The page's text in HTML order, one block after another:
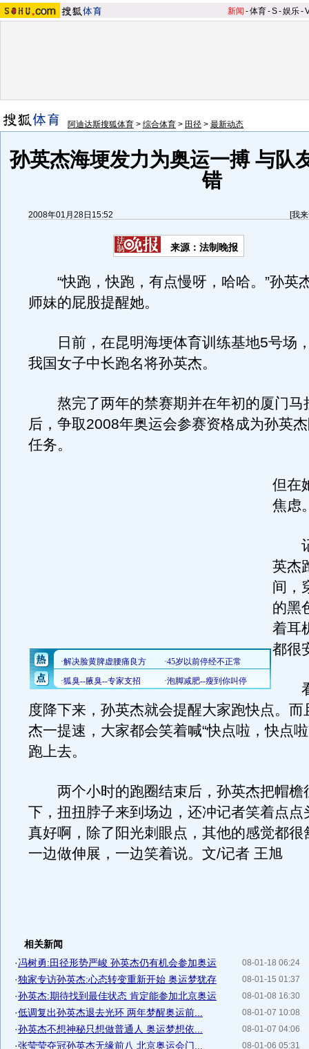
新闻 -体育-S-娱乐-
阿迪达斯搜狐体育 > 综合体育 > 田径 > 最新动态
孙英杰海埂发力为奥运一搏 与队
错
2008年01月28日15:52 [我
来源：法制晚报
“快跑，快跑，有点慢呀，哈哈。”孙英
师妹的屁股提醒她。
日前，在昆明海埂体育训练基地5号场
我国女子中长跑名将孙英杰。
熬完了两年的禁赛期并在年初的厦门马
后，争取2008年奥运会参赛资格成为孙英
任务。
但在
焦虑
记
英杰
间，
的黑
着耳
都很
看
度降下来，孙英杰就会提醒大家跑快点。而
杰一提速，大家都会笑着喊“快点啦，快点
跑上去。
两个小时的跑圈结束后，孙英杰把帽檐
下，扭扭脖子来到场边，还冲记者笑着点点
真好啊，除了阳光刺眼点，其他的感觉都很
一边做伸展，一边笑着说。文/记者 王旭
相关新闻
08-01-18 06:24
·冯树勇:田径形势严峻 孙英杰仍有机会参加奥运
08-01-15 01:37
·独家专访孙英杰:心态转变重新开始 奥运梦犹存
08-01-08 16:30
·孙英杰:期待找到最佳状态 肯定能参加北京奥运
08-01-07 10:08
·低调复出孙英杰退去光环 两年梦醒奥运前...
08-01-07 04:06
·孙英杰不想神秘只想做普通人 奥运梦想依...
08-01-06 05:31
·张莹莹夺冠孙英杰无缘前八 北京奥运会门...